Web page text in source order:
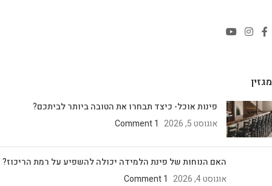
מגזין
פינות אוכל- כיצד תבחרו את הטובה ביותר לביתכם?
אוגוסט 5, 2026
1 Comment
האם הנוחות של פינת הלמידה יכולה להשפיע על רמת הריכוז?
אוגוסט 4, 2026
1 Comment